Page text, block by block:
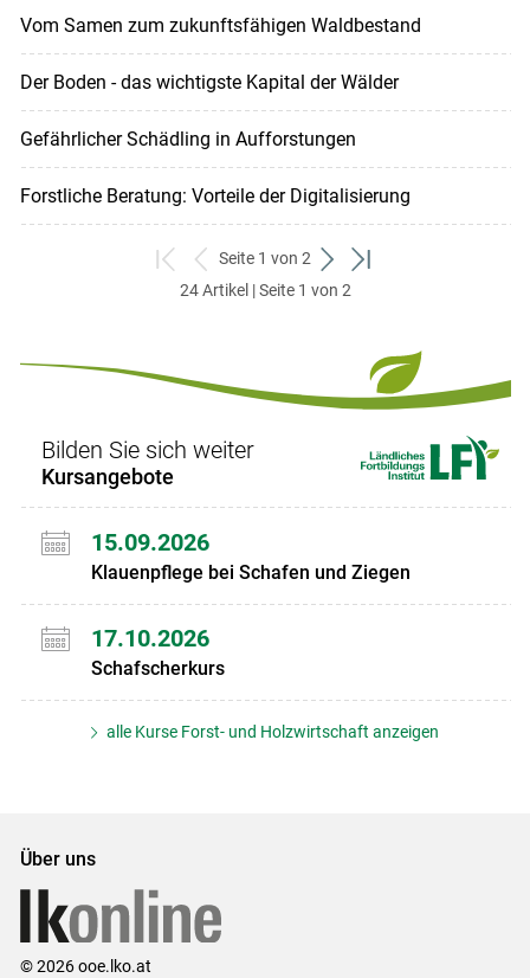
Vom Samen zum zukunftsfähigen Waldbestand
Der Boden - das wichtigste Kapital der Wälder
Gefährlicher Schädling in Aufforstungen
Forstliche Beratung: Vorteile der Digitalisierung
zum
ersten
zurück
zum
Seite 1 von 2
weiter
zum
zum
24 Artikel | Seite 1 von 2
Bilden Sie sich weiter
Kursangebote
15.09.2026
Klauenpflege bei Schafen und Ziegen
17.10.2026
Schafscherkurs
alle Kurse Forst- und Holzwirtschaft anzeigen
Über uns
© 2026 ooe.lko.at